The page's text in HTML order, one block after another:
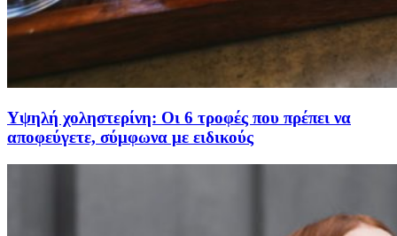
Υψηλή χοληστερίνη: Οι 6 τροφές που πρέπει να
αποφεύγετε, σύμφωνα με ειδικούς